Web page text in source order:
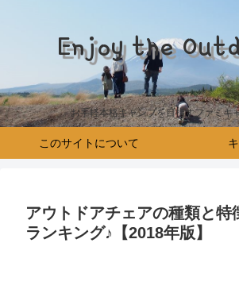
Enjoy the
お手軽本格キャンプを目指すファミキ
このサイトについて
アウトドアチェアの種類と特
ランキング♪【2018年版】